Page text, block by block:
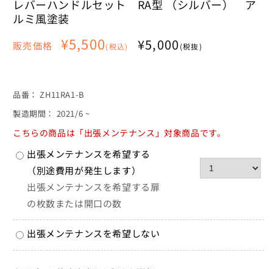
開
く
レバーハンドルセット RA型 （シルバー） ア
ルミ風塗装
通
販売価格 ¥5,500(税込) ¥5,000(税抜)
品番： SKU:
ZH11RA1-B
製造期間： 2021/6 ~
こちらの商品は「出張メンテナンス」対象商品です。
出張メンテナンスを希望する
（別途費用が発生します）
出張メンテナンスを希望する扉
の枚数または開口の数
出張メンテナンスを希望しない